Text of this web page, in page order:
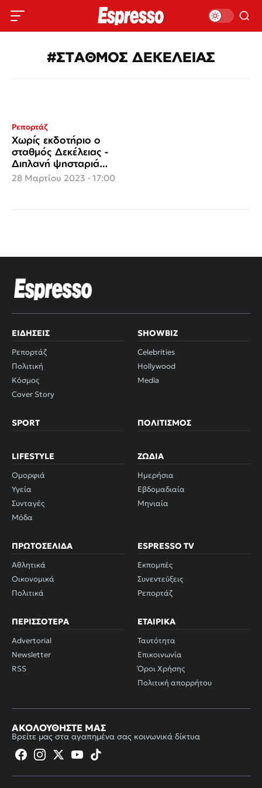
#ΣΤΑΘΜΟΣ ΔΕΚΕΛΕΙΑΣ
Ρεπορτάζ
Χωρίς εκδοτήριο ο
σταθμός Δεκέλειας -
Διπλανή ψησταριά
εκδίδει εισιτήρια
28 Μαρτίου 2023 · 17:00
ΕΙΔΉΣΕΙΣ
Ρεπορτάζ
Πολιτική
Κόσμος
Cover Story
SHOWBIZ
Celebrities
Hollywood
Media
SPORT ΠΟΛΙΤΙΣΜΌΣ
LIFESTYLE
Ομορφιά
Υγεία
Συνταγές
Μόδα
ΖΏΔΙΑ
Ημερήσια
Εβδομαδιαία
Μηνιαία
ΠΡΩΤΟΣΈΛΙΔΑ
Αθλητικά
Οικονομικά
Πολιτικά
ESPRESSO TV
Εκπομπές
Συνεντεύξεις
Ρεπορτάζ
ΠΕΡΙΣΣΌΤΕΡΑ
Advertorial
Newsletter
RSS
ΕΤΑΙΡΙΚΆ
Ταυτότητα
Επικοινωνία
Όροι Χρήσης
Πολιτική απορρήτου
ΑΚΟΛΟΥΘΉΣΤΕ ΜΑΣ
Βρείτε μας στα αγαπημένα σας κοινωνικά δίκτυα